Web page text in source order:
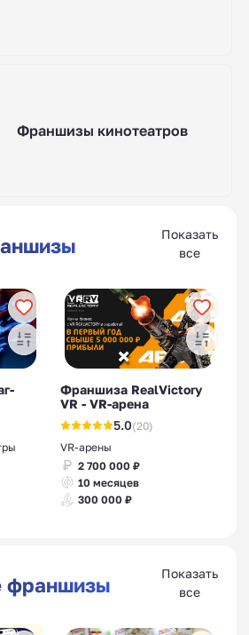
Франшизы кинотеатров
Показать
все
Франшиза RealVictory
VR - VR-арена
5.0(20)
VR-арены
2 700 000 ₽
10 месяцев
300 000 ₽
франшизы
Показать
все